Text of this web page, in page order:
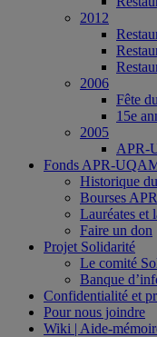
2012
2006
Fête
15e
2005
APR-
Fonds APR-
Historique
Bourses
Lauréates et
Faire un don
Projet Solidarité
Le comité
Banque
Confidentialité et
Pour nous joindre
Wiki | Aide-